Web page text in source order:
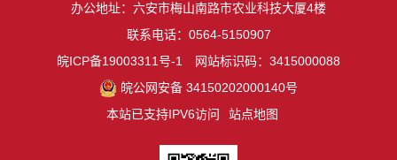
办公地址：六安市梅山南路市农业科技大厦4楼
联系电话：0564-5150907
皖ICP备19003311号-1
网站标识码：3415000088
皖公网安备 34150202000140号
本站已支持IPV6访问
站点地图